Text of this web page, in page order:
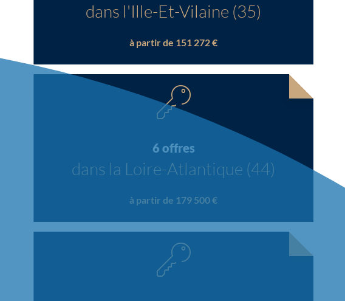
dans l'Ille-Et-Vilaine (35)
à partir de 151 272 €
6 offres
dans la Loire-Atlantique (44)
à partir de 179 500 €